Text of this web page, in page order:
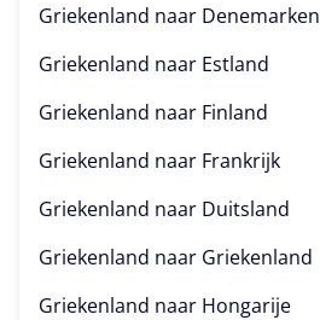
Griekenland naar Denemarken
Griekenland naar Estland
Griekenland naar Finland
Griekenland naar Frankrijk
Griekenland naar Duitsland
Griekenland naar Griekenland
Griekenland naar Hongarije